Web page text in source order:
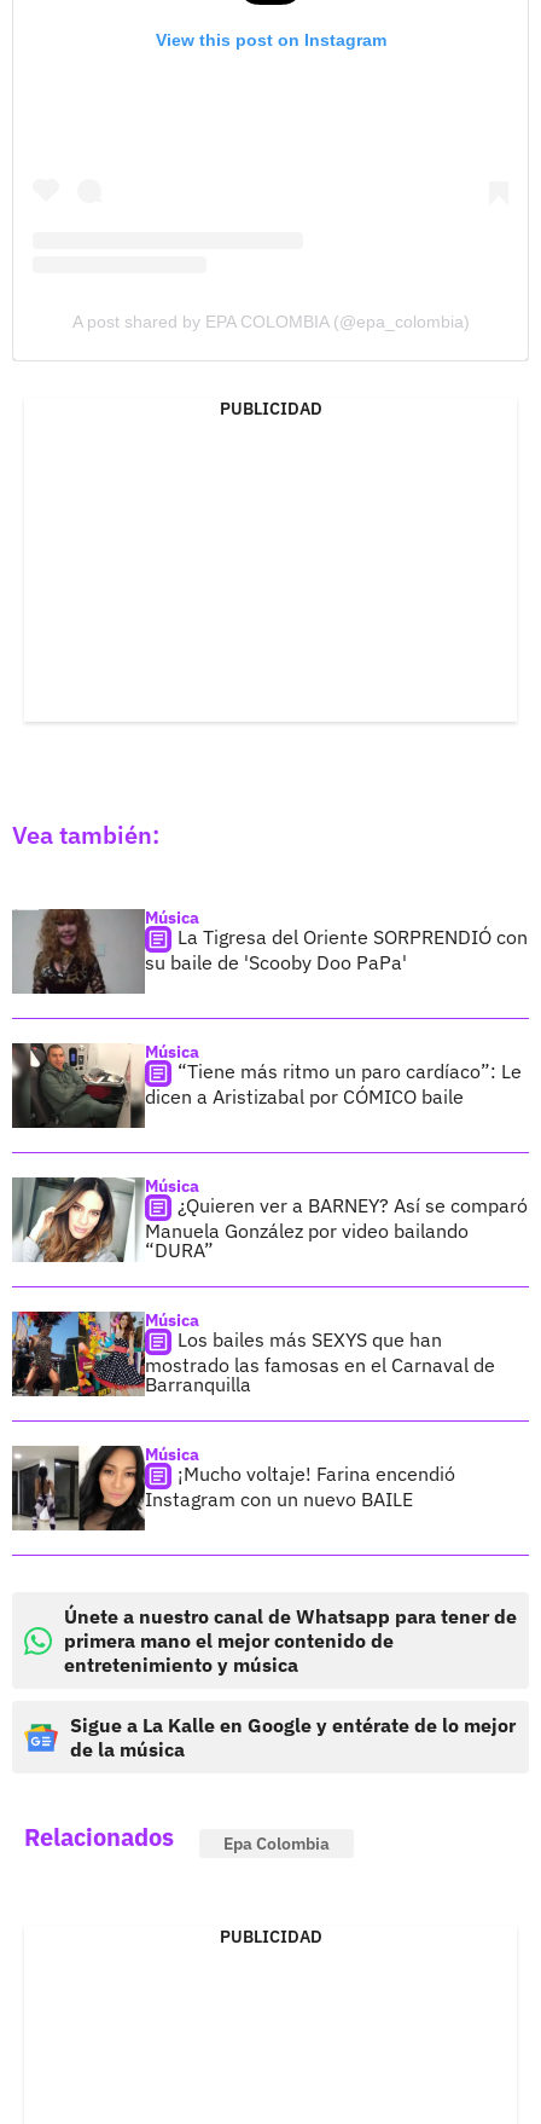
View this post on Instagram
A post shared by EPA COLOMBIA (@epa_colombia)
PUBLICIDAD
Vea también:
Música
La Tigresa del Oriente SORPRENDIÓ con
su baile de 'Scooby Doo PaPa'
Música
“Tiene más ritmo un paro cardíaco”: Le
dicen a Aristizabal por CÓMICO baile
Música
¿Quieren ver a BARNEY? Así se comparó
Manuela González por video bailando
“DURA”
Música
Los bailes más SEXYS que han
mostrado las famosas en el Carnaval de
Barranquilla
Música
¡Mucho voltaje! Farina encendió
Instagram con un nuevo BAILE
Únete a nuestro canal de Whatsapp para tener de
primera mano el mejor contenido de
entretenimiento y música
Sigue a La Kalle en Google y entérate de lo mejor
de la música
Relacionados Epa Colombia
PUBLICIDAD